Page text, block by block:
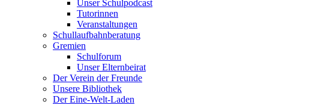
Unser Schulpodcast
Tutorinnen
Veranstaltungen
Schullaufbahnberatung
Gremien
Schulforum
Unser Elternbeirat
Der Verein der Freunde
Unsere Bibliothek
Der Eine-Welt-Laden